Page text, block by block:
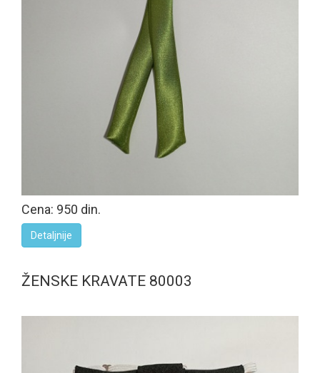
Cena: 950 din.
Detaljnije
ŽENSKE KRAVATE 80003